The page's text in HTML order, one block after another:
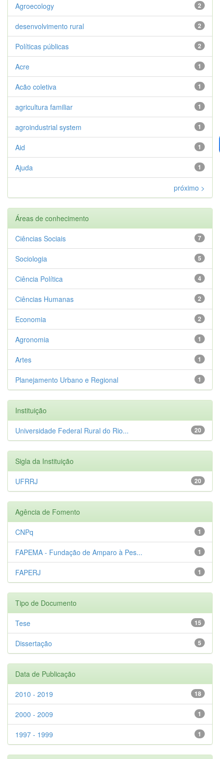
2
Agroecology
2
desenvolvimento rural
2
Políticas públicas
1
Acre
1
Acão coletiva
1
agricultura familiar
1
agroindustrial system
1
Aid
1
Ajuda
próximo >
Áreas de conhecimento
7
Ciências Sociais
5
Sociologia
4
Ciência Política
2
Ciências Humanas
2
Economia
1
Agronomia
1
Artes
1
Planejamento Urbano e Regional
Instituição
20
Universidade Federal Rural do Rio...
Sigla da Instituição
20
UFRRJ
Agência de Fomento
1
CNPq
1
FAPEMA - Fundação de Amparo à Pes...
1
FAPERJ
Tipo de Documento
15
Tese
5
Dissertação
Data de Publicação
18
2010 - 2019
1
2000 - 2009
1
1997 - 1999